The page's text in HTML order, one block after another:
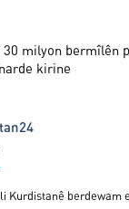
milyon bermîlên
kirine
Kurdistanê berdewam e